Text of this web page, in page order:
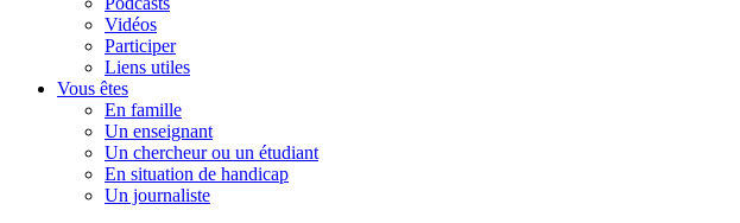
Vidéos
Participer
Liens utiles
Vous êtes
En famille
Un enseignant
Un chercheur ou un étudiant
En situation de handicap
Un journaliste